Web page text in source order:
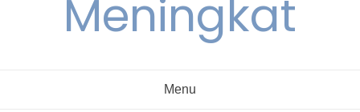
Meningkat
Menu